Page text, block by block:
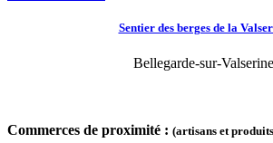
Sentier des berges de la
Bellegarde-sur-Valserine
Commerces de proximité : (artisans et